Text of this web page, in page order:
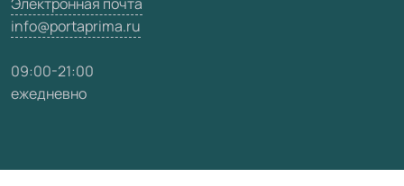
info@portaprima.ru
09:00-21:00
ежедневно